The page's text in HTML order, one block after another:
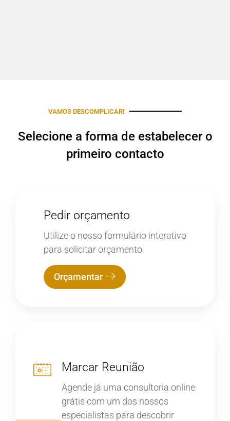
VAMOS DESCOMPLICAR!
Selecione a forma de estabelecer o
primeiro contacto
Pedir orçamento
Utilize o nosso formulário interativo
para solicitar orçamento
Orçamentar
Marcar Reunião
Agende já uma consultoria online
grátis com um dos nossos
especialistas para descobrir